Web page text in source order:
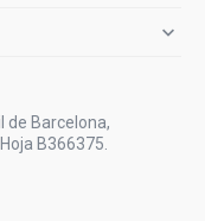

de Barcelona,
B366375.